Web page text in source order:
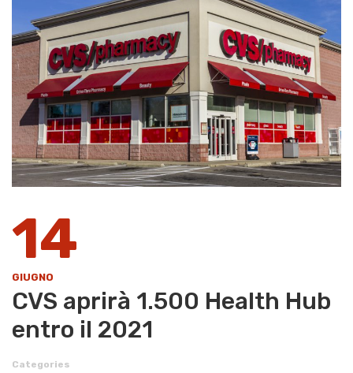
14
GIUGNO
CVS aprirà 1.500 Health Hub
entro il 2021
Categories